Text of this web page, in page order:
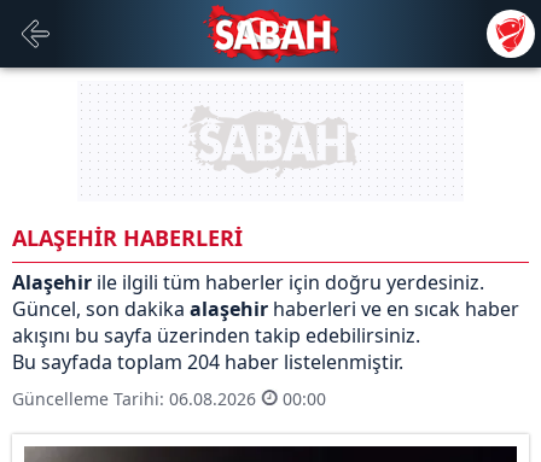
ALAŞEHİR HABERLERİ
Alaşehir ile ilgili tüm haberler için doğru yerdesiniz.
Güncel, son dakika alaşehir haberleri ve en sıcak haber
akışını bu sayfa üzerinden takip edebilirsiniz.
Bu sayfada toplam 204 haber listelenmiştir.
Güncelleme Tarihi: 06.08.2026 00:00